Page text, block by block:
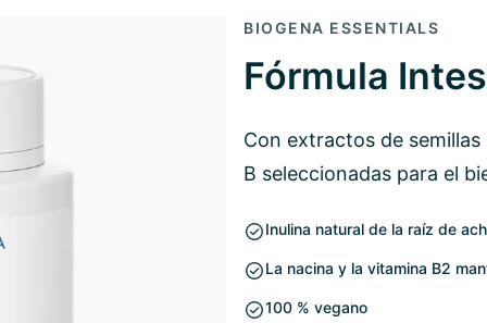
BIOGENA ESSENTIALS
Fórmula
Con extractos de
B seleccionadas para el
Inulina natural de la raíz de
La nacina y la vitamina B2
100 % vegano